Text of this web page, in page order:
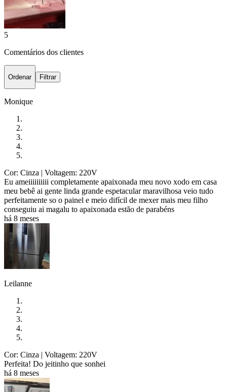
5
Comentários dos clientes
Ordenar Filtrar
Monique
Cor: Cinza | Voltagem: 220V
Eu ameiiiiiiiiii completamente apaixonada meu novo xodo em casa
meu bebê ai gente linda grande espetacular maravilhosa veio tudo
perfeitamente so o painel e meio difícil de mexer mais meu filho
conseguiu ai magalu to apaixonada estão de parabéns
há 8 meses
Leilanne
Cor: Cinza | Voltagem: 220V
Perfeita! Do jeitinho que sonhei
há 8 meses